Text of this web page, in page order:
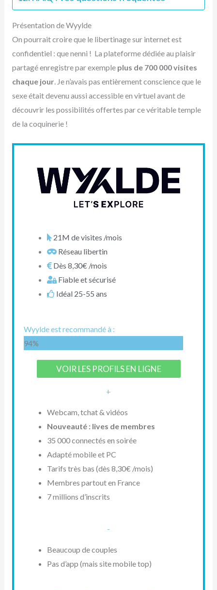
Présentation de Wyylde
On pourrait croire que le libertinage sur internet est
confidentiel : que nenni ! La plateforme dédiée au plaisir
partagé enregistre par exemple plus de 700 000 visites
chaque jour. Je n’avais pas entièrement conscience que le
sexe était devenu aussi accessible en virtuel avant de
découvrir les possibilités offertes par ce véritable temple
de la coquinerie !
21M de visites /mois
Réseau libertin
Dès 8,30€ /mois
Fiable et sécurisé
Idéal 25-55 ans
Wyylde est recommandé à :
94%
VOIR LES PROFILS EN LIGNE
+
Webcam, tchat & vidéos
Nouveauté : lives de membres
35 000 connectés en soirée
Adapté mobile et PC
Tarifs très bas (dès 8,30€ /mois)
Membres partout en France
7 millions d’inscrits
-
Beaucoup de couples
Pas d’app (mais site mobile top)